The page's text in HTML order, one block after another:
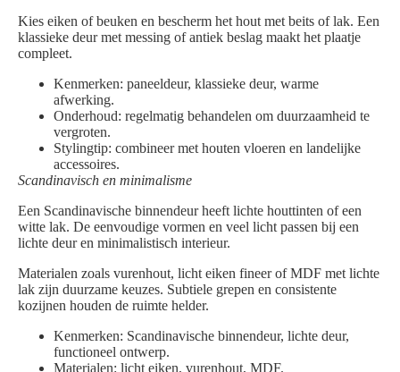
Kies eiken of beuken en bescherm het hout met beits of lak. Een
klassieke deur met messing of antiek beslag maakt het plaatje
compleet.
Kenmerken: paneeldeur, klassieke deur, warme
afwerking.
Onderhoud: regelmatig behandelen om duurzaamheid te
vergroten.
Stylingtip: combineer met houten vloeren en landelijke
accessoires.
Scandinavisch en minimalisme
Een Scandinavische binnendeur heeft lichte houttinten of een
witte lak. De eenvoudige vormen en veel licht passen bij een
lichte deur en minimalistisch interieur.
Materialen zoals vurenhout, licht eiken fineer of MDF met lichte
lak zijn duurzame keuzes. Subtiele grepen en consistente
kozijnen houden de ruimte helder.
Kenmerken: Scandinavische binnendeur, lichte deur,
functioneel ontwerp.
Materialen: licht eiken, vurenhout, MDF.